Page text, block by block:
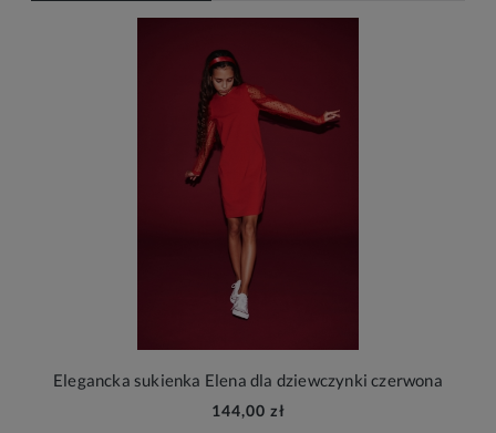
Elegancka sukienka Elena dla dziewczynki czerwona
144,00 zł